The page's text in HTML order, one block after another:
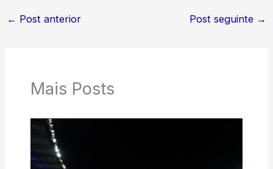
← Post anterior Post seguinte →
Mais Posts